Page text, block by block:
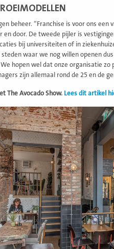
beheer. “Franchise is voor ons
en door. De tweede pijler is
bij universiteiten of in
waar we nog willen openen
hopen wel dat onze organisatie
zijn allemaal rond de 25 en de
The Avocado Show. Lees dit artikel